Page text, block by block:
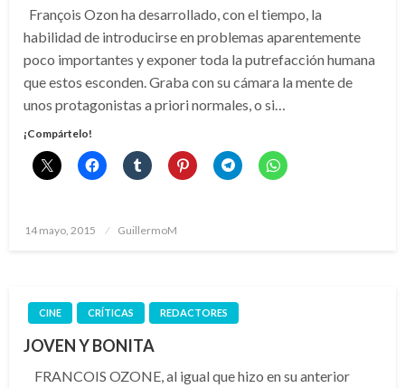
François Ozon ha desarrollado, con el tiempo, la
habilidad de introducirse en problemas aparentemente
poco importantes y exponer toda la putrefacción humana
que estos esconden. Graba con su cámara la mente de
unos protagonistas a priori normales, o si…
¡Compártelo!
Publicado
14 mayo, 2015 GuillermoM
CINE CRÍTICAS REDACTORES
JOVEN Y BONITA
FRANCOIS OZONE, al igual que hizo en su anterior